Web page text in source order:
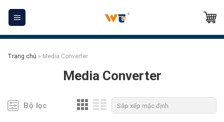
Skip
content
Trang chủ » Media Converter
Media Converter
Bộ lọc